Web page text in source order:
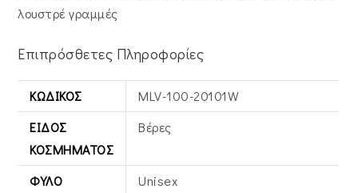
λουστρέ γραμμές
Επιπρόσθετες Πληροφορίες
ΚΩΔΙΚΌΣ
MLV-100-20101W
ΕΊΔΟΣ
ΚΟΣΜΉΜΑΤΟΣ
Βέρες
ΦΎΛΟ Unisex